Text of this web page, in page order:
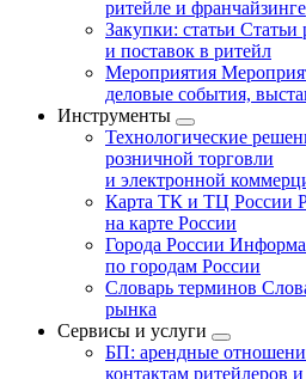
ритейле и франчайзинге
Закупки: статьи Статьи
и поставок в ритейл
Мероприятия
деловые события,
Инструменты
Технологические
розничной торговли
и электронной
Карта ТК и ТЦ России
на карте России
Города России
по городам России
Словарь терминов
рынка
Сервисы и услуги
БП: арендные
контактам ритейлеров